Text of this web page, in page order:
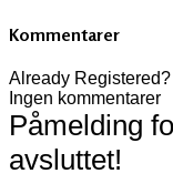
Kommentarer
Already Registered?
Ingen kommentarer
Påmelding
avsluttet!